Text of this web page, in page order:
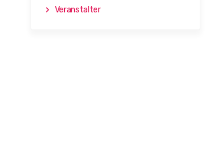
Veranstalter